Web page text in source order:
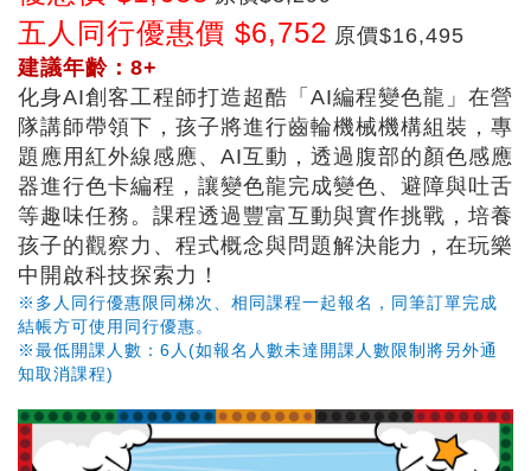
五人同行優惠價 $6,752 原價$16,495
建議年齡：8+
化身AI創客工程師打造超酷「AI編程變色龍」在營
隊講師帶領下，孩子將進行齒輪機械機構組裝，專
題應用紅外線感應、AI互動，透過腹部的顏色感應
器進行色卡編程，讓變色龍完成變色、避障與吐舌
等趣味任務。課程透過豐富互動與實作挑戰，培養
孩子的觀察力、程式概念與問題解決能力，在玩樂
中開啟科技探索力！
※多人同行優惠限同梯次、相同課程一起報名，同筆訂單完成
結帳方可使用同行優惠。
※最低開課人數：6人(如報名人數未達開課人數限制將另外通
知取消課程)